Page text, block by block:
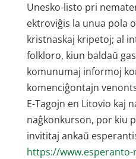
Unesko-listo pri
ektroviĝis la unua pola
kristnaskaj kripetoj; al
folkloro, kiun baldaŭ
komunumaj informoj
komenciĝontajn
E-Tagojn en Litovio kaj
naĝkonkurson, por kiu
invititaj ankaŭ
https://